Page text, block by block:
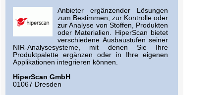
Anbieter ergänzender Lösungen
zum Bestimmen, zur Kontrolle oder
zur Analyse von Stoffen, Produkten
oder Materialien. HiperScan bietet
verschiedene Ausbaustufen seiner
NIR-Analysesysteme, mit denen Sie Ihre
Produktpalette ergänzen oder in Ihre eigenen
Applikationen integrieren können.
HiperScan GmbH
01067 Dresden